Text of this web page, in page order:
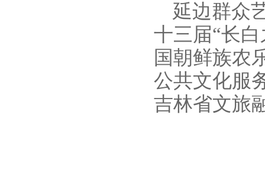
延边群众
十三届“长
国朝鲜族农
公共文化服
吉林省文旅